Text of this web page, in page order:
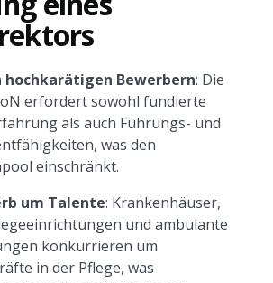
hochkarätigen Bewerbern: Die
erfordert sowohl fundierte
als auch Führungs- und
was den
einschränkt.
um Talente: Krankenhäuser,
und ambulante
konkurrieren um
in der Pflege, was